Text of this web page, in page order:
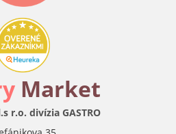
Market
r.o. divízia GASTRO